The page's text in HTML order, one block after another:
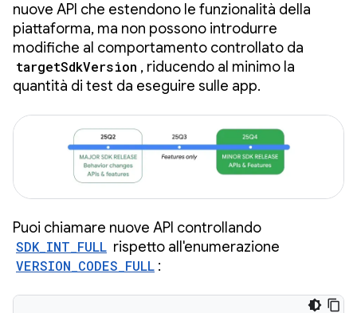
nuove API che estendono le funzionalità della
piattaforma, ma non possono introdurre
modifiche al comportamento controllato da
targetSdkVersion , riducendo al minimo la
quantità di test da eseguire sulle app.
Puoi chiamare nuove API controllando
SDK_INT_FULL rispetto all'enumerazione
VERSION_CODES_FULL :